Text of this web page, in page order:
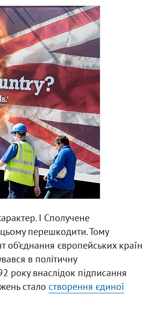
І Сполучене
перешкодити. Тому
об’єднання європейських країн
в політичну
року внаслідок підписання
стало створення єдиної